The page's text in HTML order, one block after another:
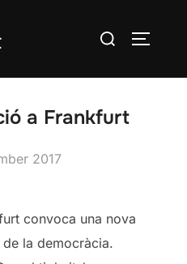
Search
a Frankfurt
2017
convoca una nova
la democràcia.